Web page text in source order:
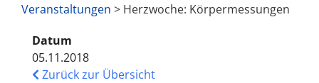
Veranstaltungen > Herzwoche: Körpermessungen
Datum
05.11.2018
Zurück zur Übersicht